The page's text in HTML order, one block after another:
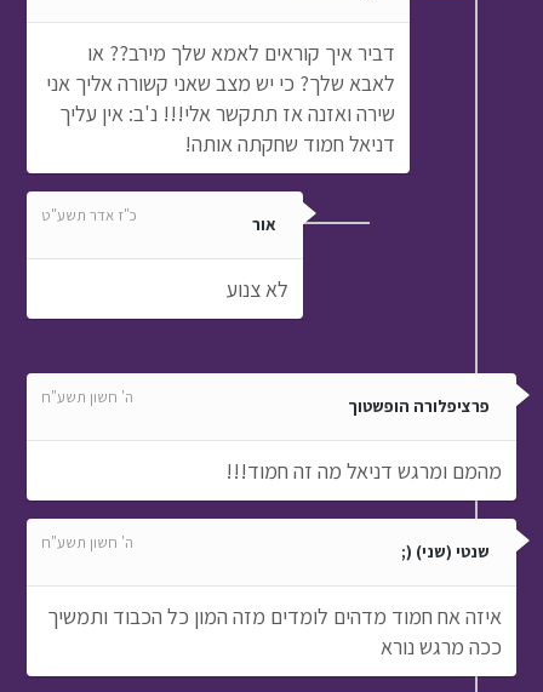
דביר איך קוראים לאמא שלך מירב?? או
לאבא שלך? כי יש מצב שאני קשורה אליך אני
שירה ואזנה אז תתקשר אלי!!! נ'ב: אין עליך
דניאל חמוד שחקתה אותה!
אור כ"ז אדר תשע"ט
לא צנוע
פרציפלורה הופשטוך ה' חשון תשע"ח
מהמם ומרגש דניאל מה זה חמוד!!!
שנטי (שני) (; ה' חשון תשע"ח
איזה אח חמוד מדהים לומדים מזה המון כל הכבוד ותמשיך
ככה מרגש נורא